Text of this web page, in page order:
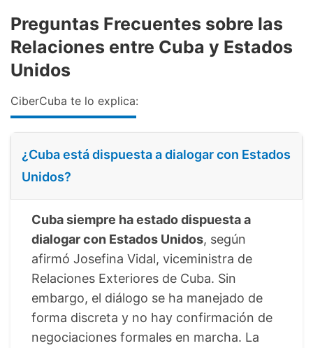
Preguntas Frecuentes sobre las
Relaciones entre Cuba y Estados
Unidos
CiberCuba te lo explica:
¿Cuba está dispuesta a dialogar con Estados
Unidos?
Cuba siempre ha estado dispuesta a
dialogar con Estados Unidos, según
afirmó Josefina Vidal, viceministra de
Relaciones Exteriores de Cuba. Sin
embargo, el diálogo se ha manejado de
forma discreta y no hay confirmación de
negociaciones formales en marcha. La